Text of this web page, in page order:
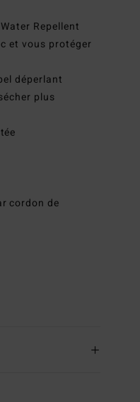
Repellent
et vous protéger
déperlant
plus
cordon de